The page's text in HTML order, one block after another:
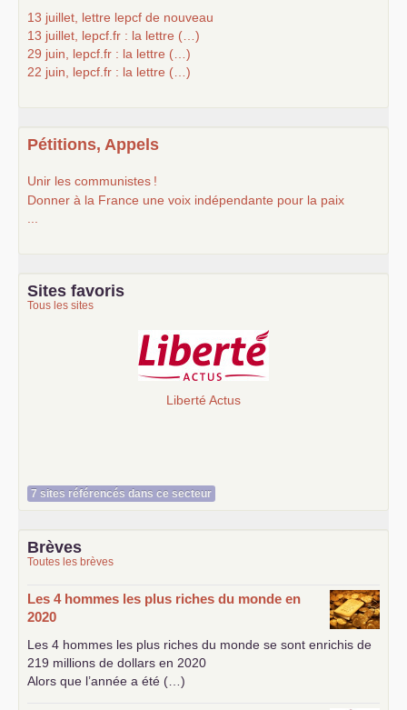
13 juillet, lettre lepcf de nouveau
13 juillet, lepcf.fr : la lettre (…)
29 juin, lepcf.fr : la lettre (…)
22 juin, lepcf.fr : la lettre (…)
Pétitions, Appels
Unir les communistes !
Donner à la France une voix indépendante pour la paix
Sites favoris
Tous les sites
Liberté Actus
7 sites référencés dans ce secteur
Brèves
Toutes les brèves
Les 4 hommes les plus riches du monde en
2020
Les 4 hommes les plus riches du monde se sont enrichis de
219 millions de dollars en 2020
Alors que l’année a été (…)